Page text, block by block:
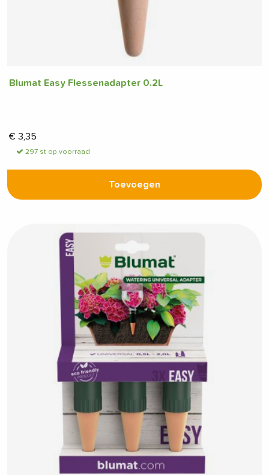
Blumat Easy Flessenadapter 0.2L
€ 3,35
297 st op voorraad
Toevoegen